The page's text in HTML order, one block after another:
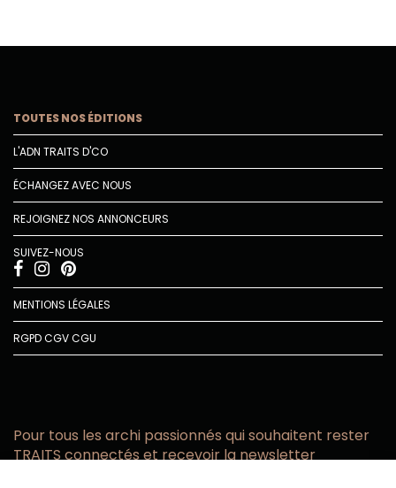
TOUTES NOS ÉDITIONS
L'ADN TRAITS D'CO
ÉCHANGEZ AVEC NOUS
REJOIGNEZ NOS ANNONCEURS
SUIVEZ-NOUS
MENTIONS LÉGALES
RGPDCGVCGU
Pour tous les archi passionnés qui souhaitent rester
TRAITS connectés et recevoir la newsletter